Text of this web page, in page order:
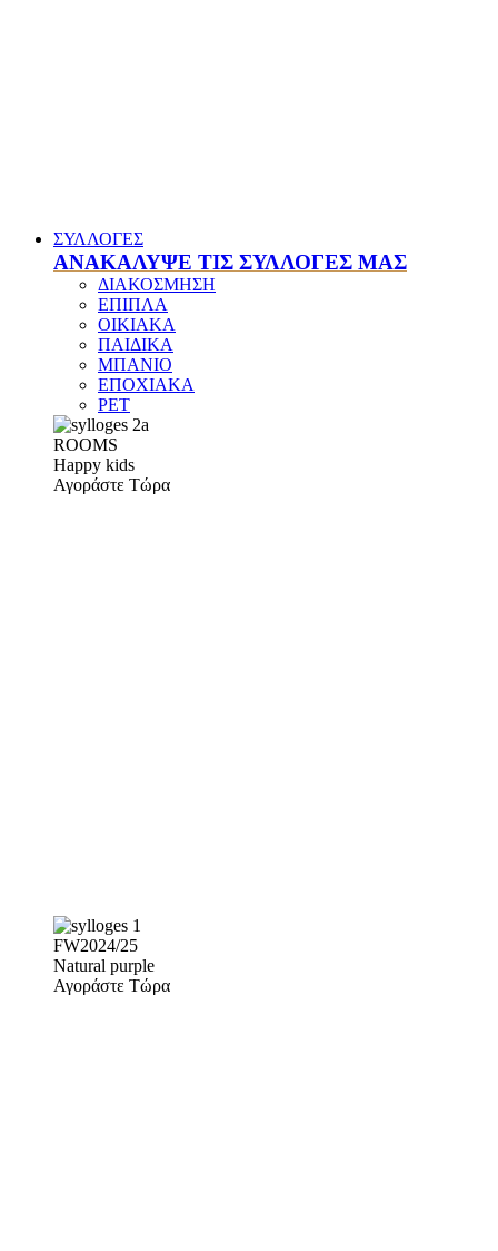
ΣΥΛΛΟΓΕΣ
ΑΝΑΚΑΛΥΨΕ ΤΙΣ ΣΥΛΛΟΓΕΣ ΜΑΣ
ΔΙΑΚΟΣΜΗΣΗ
ΕΠΙΠΛΑ
ΟΙΚΙΑΚΑ
ΠΑΙΔΙΚΑ
ΜΠΑΝΙΟ
ΕΠΟΧΙΑΚΑ
PET
ROOMS
Happy kids
Αγοράστε Τώρα
FW2024/25
Natural purple
Αγοράστε Τώρα